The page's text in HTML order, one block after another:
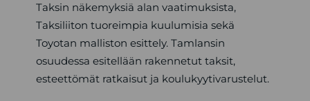
Taksin näkemyksiä alan vaatimuksista,
Taksiliiton tuoreimpia kuulumisia sekä
Toyotan malliston esittely. Tamlansin
osuudessa esitellään rakennetut taksit,
esteettömät ratkaisut ja koulukyytivarustelut.